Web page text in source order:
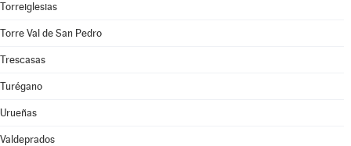
Torreiglesias
Torre Val de San Pedro
Trescasas
Turégano
Urueñas
Valdeprados